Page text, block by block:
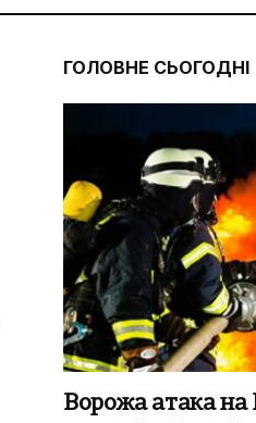
ГОЛОВНЕ СЬОГОДНІ
Ворожа атака на